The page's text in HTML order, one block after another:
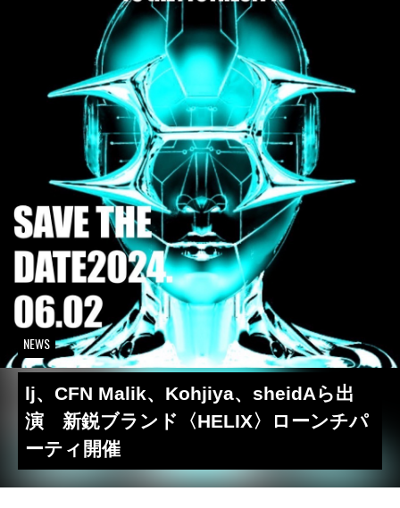
NEWS
lj、CFN Malik、Kohjiya、sheidAら出
演 新鋭ブランド〈HELIX〉ローンチパ
ーティ開催